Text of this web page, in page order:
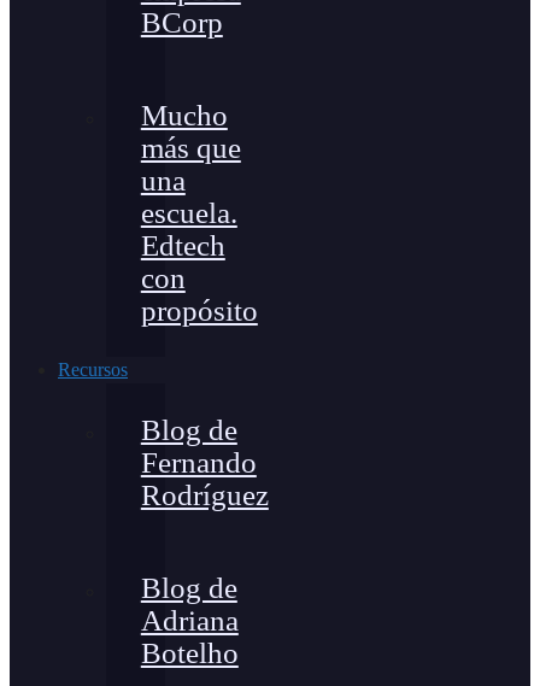
BCorp
Mucho
más que
una
escuela.
Edtech
con
propósito
Recursos
Blog de
Fernando
Rodríguez
Blog de
Adriana
Botelho